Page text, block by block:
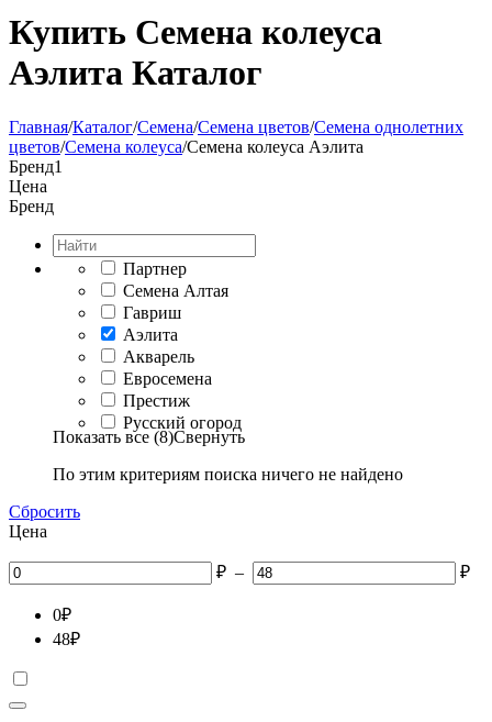
Купить Семена колеуса
Аэлита Каталог
Главная/Каталог/Семена/Семена цветов/Семена однолетних
цветов/Семена колеуса/Семена колеуса Аэлита
Бренд1
Цена
Бренд
Партнер
Семена Алтая
Гавриш
Аэлита
Акварель
Евросемена
Престиж
Русский огород
Показать все (8)Свернуть
По этим критериям поиска ничего не найдено
Сбросить
Цена
₽ – ₽
0₽
48₽